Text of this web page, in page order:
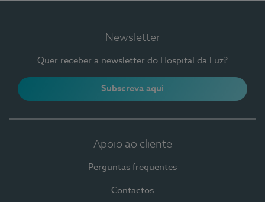
Newsletter
Quer receber a newsletter do Hospital da Luz?
Subscreva aqui
Apoio ao cliente
Perguntas frequentes
Contactos